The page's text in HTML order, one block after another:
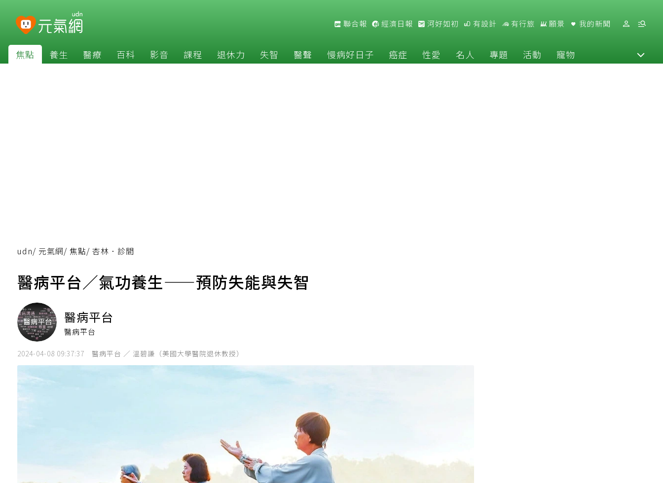
聯合報 經濟日報 河好如初 有設計 有行旅 願景 我的新聞
焦點 養生 醫療 百科 影音 課程 退休力 失智 醫聲 慢病好日子 癌症 性愛 名人 專題 活動 寵物
udn/ 元氣網/ 焦點/ 杏林．診間
醫病平台／氣功養生——預防失能與失智
醫病平台
醫病平台
2024-04-08 09:37:37 醫病平台 ／ 溫碧謙（美國大學醫院退休教授）